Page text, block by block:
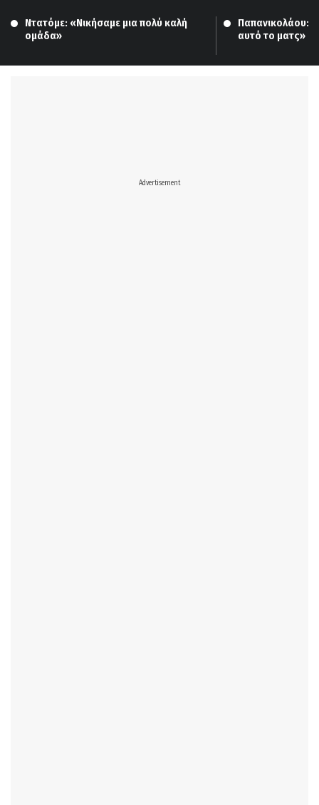
Ντατόμε: «Νικήσαμε μια πολύ καλή
ομάδα»
Παπανικολάου:
αυτό το ματς»